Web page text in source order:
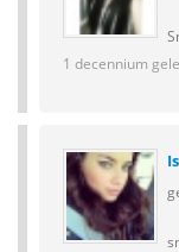
1 decennium